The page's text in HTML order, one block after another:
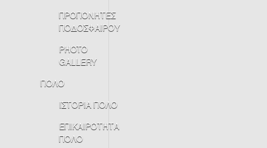
ΠΡΟΠΟΝΗΤΕΣ
ΠΟΔΟΣΦΑΙΡΟΥ
PHOTO
GALLERY
ΠΟΛΟ
ΙΣΤΟΡΙΑ ΠΟΛΟ
ΕΠΙΚΑΙΡΟΤΗΤΑ
ΠΟΛΟ